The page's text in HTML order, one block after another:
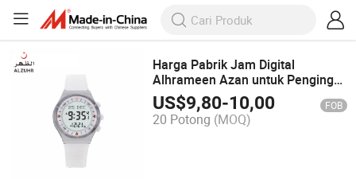
Harga Pabrik Jam Digital
Alhrameen Azan untuk Pengingat
Sholat
US$9,80-10,00 FOB
20 Potong (MOQ)